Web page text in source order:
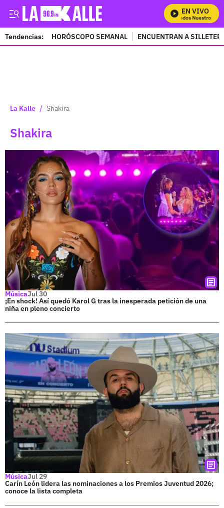
EN VIVO
Mira Todos Nuestros
Tendencias: HORÓSCOPO SEMANAL ENCUENTRAN A
La Kalle / Shakira
Shakira
MúsicaJul 30
¡En shock! Así quedó Karol G tras la inesperada petición de una
niña en pleno concierto
MúsicaJul 29
Carín León lidera las nominaciones a los Premios Juventud 2026;
conoce la lista completa